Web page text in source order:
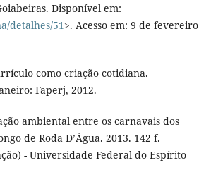
Disponível em:
detalhes/51 >. Acesso em: 9 de fevereiro
como criação cotidiana.
Faperj, 2012.
ambiental entre os carnavais dos
de Roda D’Água. 2013. 142 f.
- Universidade Federal do Espírito